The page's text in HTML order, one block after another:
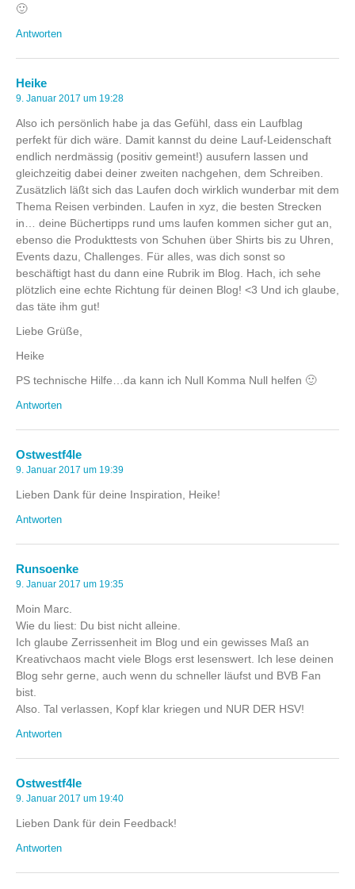
🙂
Antworten
Heike
9. Januar 2017 um 19:28
Also ich persönlich habe ja das Gefühl, dass ein Laufblag
perfekt für dich wäre. Damit kannst du deine Lauf-Leidenschaft
endlich nerdmässig (positiv gemeint!) ausufern lassen und
gleichzeitig dabei deiner zweiten nachgehen, dem Schreiben.
Zusätzlich läßt sich das Laufen doch wirklich wunderbar mit dem
Thema Reisen verbinden. Laufen in xyz, die besten Strecken
in… deine Büchertipps rund ums laufen kommen sicher gut an,
ebenso die Produkttests von Schuhen über Shirts bis zu Uhren,
Events dazu, Challenges. Für alles, was dich sonst so
beschäftigt hast du dann eine Rubrik im Blog. Hach, ich sehe
plötzlich eine echte Richtung für deinen Blog! <3 Und ich glaube,
das täte ihm gut!
Liebe Grüße,
Heike
PS technische Hilfe…da kann ich Null Komma Null helfen 🙂
Antworten
Ostwestf4le
9. Januar 2017 um 19:39
Lieben Dank für deine Inspiration, Heike!
Antworten
Runsoenke
9. Januar 2017 um 19:35
Moin Marc.
Wie du liest: Du bist nicht alleine.
Ich glaube Zerrissenheit im Blog und ein gewisses Maß an
Kreativchaos macht viele Blogs erst lesenswert. Ich lese deinen
Blog sehr gerne, auch wenn du schneller läufst und BVB Fan
bist.
Also. Tal verlassen, Kopf klar kriegen und NUR DER HSV!
Antworten
Ostwestf4le
9. Januar 2017 um 19:40
Lieben Dank für dein Feedback!
Antworten